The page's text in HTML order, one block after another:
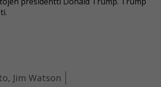
Jim Watson